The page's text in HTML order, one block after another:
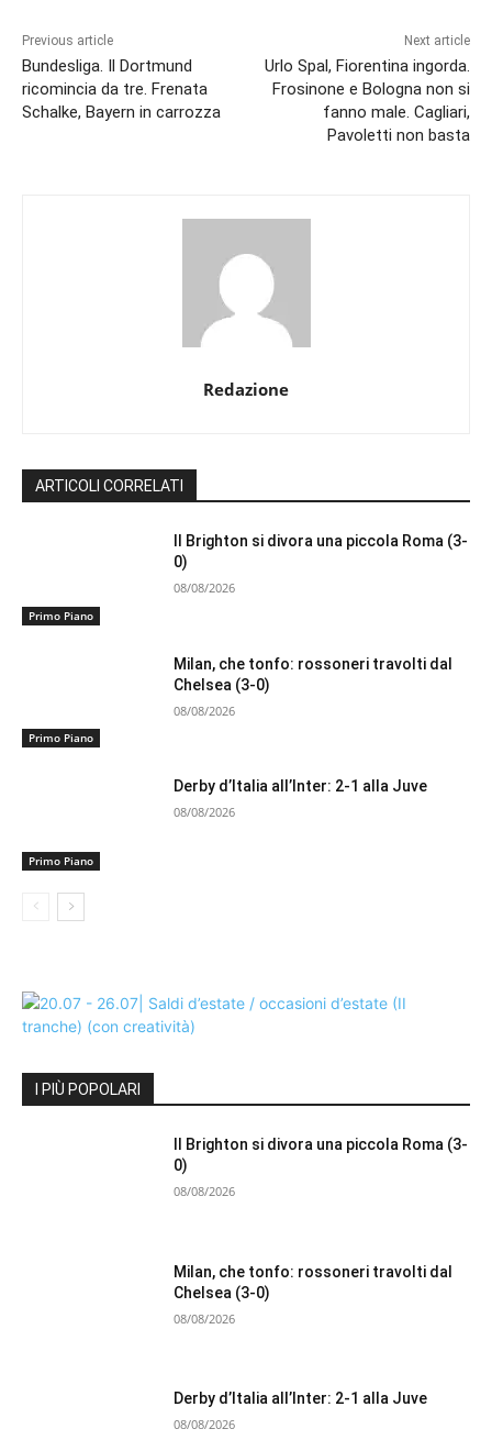
Previous article
Bundesliga. Il Dortmund
ricomincia da tre. Frenata
Schalke, Bayern in carrozza
Next article
Urlo Spal, Fiorentina ingorda.
Frosinone e Bologna non si
fanno male. Cagliari,
Pavoletti non basta
Redazione
ARTICOLI CORRELATI
Primo Piano
Il Brighton si divora una piccola Roma (3-
0)
08/08/2026
Primo Piano
Milan, che tonfo: rossoneri travolti dal
Chelsea (3-0)
08/08/2026
Primo Piano
Derby d’Italia all’Inter: 2-1 alla Juve
08/08/2026
I PIÙ POPOLARI
Il Brighton si divora una piccola Roma (3-
0)
08/08/2026
Milan, che tonfo: rossoneri travolti dal
Chelsea (3-0)
08/08/2026
Derby d’Italia all’Inter: 2-1 alla Juve
08/08/2026